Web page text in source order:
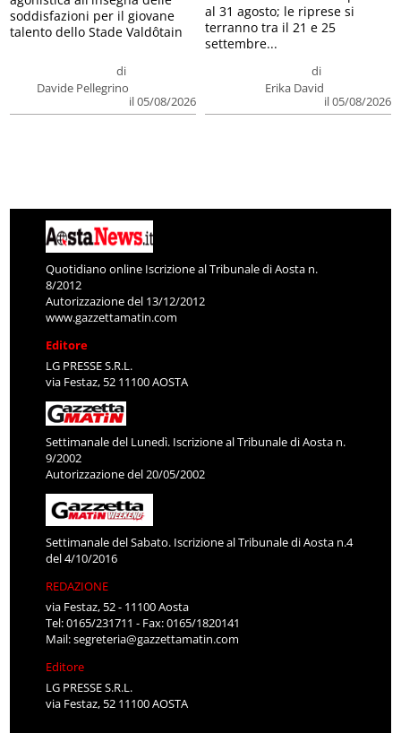
di
Davide Pellegrino
il 05/08/2026
soddisfazioni per il giovane
talento dello Stade Valdôtain
di
Erika David
il 05/08/2026
al 31 agosto; le riprese si
terranno tra il 21 e 25
settembre...
Quotidiano online Iscrizione al Tribunale di Aosta n.
8/2012
Autorizzazione del 13/12/2012
www.gazzettamatin.com
Editore
LG PRESSE S.R.L.
via Festaz, 52 11100 AOSTA
Settimanale del Lunedì. Iscrizione al Tribunale di Aosta n.
9/2002
Autorizzazione del 20/05/2002
Settimanale del Sabato. Iscrizione al Tribunale di Aosta n.4
del 4/10/2016
REDAZIONE
via Festaz, 52 - 11100 Aosta
Tel: 0165/231711 - Fax: 0165/1820141
Mail:segreteria@gazzettamatin.com
Editore
LG PRESSE S.R.L.
via Festaz, 52 11100 AOSTA